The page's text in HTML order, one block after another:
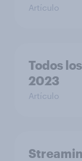
Artículo
Todos
2023
Artículo